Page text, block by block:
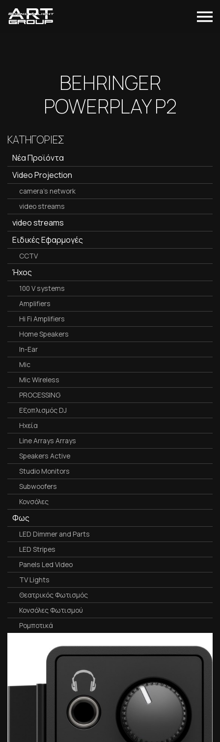
BEHRINGER
POWERPLAY P2
ΚΑΤΗΓΟΡΙΕΣ
Νέα Προϊόντα
Video Projection
camera's network
video streams
video streams
Ειδικές Εφαρμογές
CCTV
Ήχος
100 V systems
Amplifiers
Hi Fi Amplifiers
Home Speakers
In-Ear
Mic
Mic Wireless
PROCESSING
Εξοπλισμός DJ
Ηχεία
Line Arrays Arrays
Speakers Active
Studio Monitors
Subwoofers
Κονσόλες
Φως
LED Dimmer and Parts
LED Stripes
Panels Led Video
TV Lights
Θεατρικός Φωτισμός
Κονσόλες Φωτισμού
Ρομποτικά